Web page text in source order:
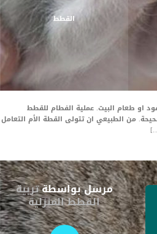
القطط
او طعام البيت. عملية الفطام للقطط
من الطبيعي ان تتولى القطة الأم التعامل
مرسل بواسطةتربية
القطط المنزلية